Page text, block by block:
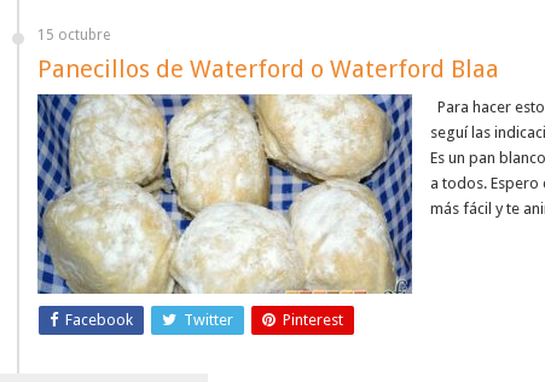
15 octubre
Panecillos de Waterford o Waterford Blaa
Para hacer
seguí las
Es un pan
a todos. Espero
más fácil y te
Facebook Twitter Pinterest